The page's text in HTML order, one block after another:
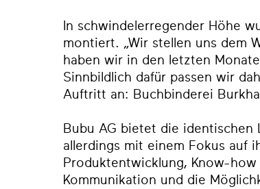
In schwindelerregender Höhe
montiert. „Wir stellen uns dem
haben wir in den letzten
Sinnbildlich dafür passen wir
Auftritt an: Buchbinderei
Bubu AG bietet die identischen
allerdings mit einem Fokus auf
Produktentwicklung, Know-
Kommunikation und die